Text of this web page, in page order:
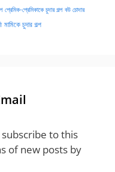
প্রেমিক-প্রেমিকাকে চুদার গল্প বউ চোদার
মামিকে চুদার গল্প
to this
of new posts by